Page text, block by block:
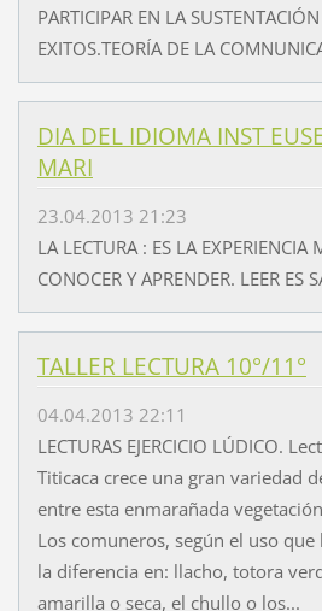
PARTICIPAR EN LA
EXITOS.TEORÍA DE LA
DIA DEL IDIOMA INST
MARI
23.04.2013 21:23
LA LECTURA : ES LA EXPERIENCIA
CONOCER Y APRENDER. LEER ES
TALLER LECTURA 10°/11°
04.04.2013 22:11
LECTURAS EJERCICIO LÚDICO.
Titicaca crece una gran variedad
entre esta enmarañada
Los comuneros, según el uso que
la diferencia en: llacho, totora
amarilla o seca, el chullo o los...